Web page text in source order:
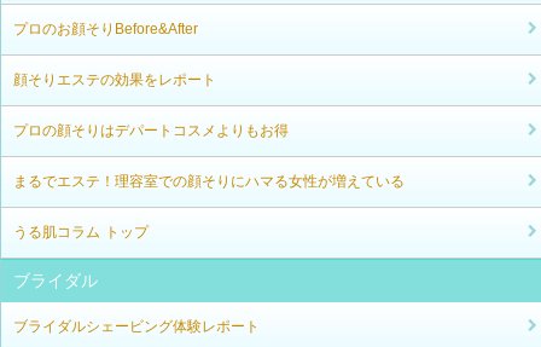
プロのお顔そりBefore&After
顔そりエステの効果をレポート
プロの顔そりはデパートコスメよりもお得
まるでエステ！理容室での顔そりにハマる女性が増えている
うる肌コラム トップ
ブライダル
ブライダルシェービング体験レポート